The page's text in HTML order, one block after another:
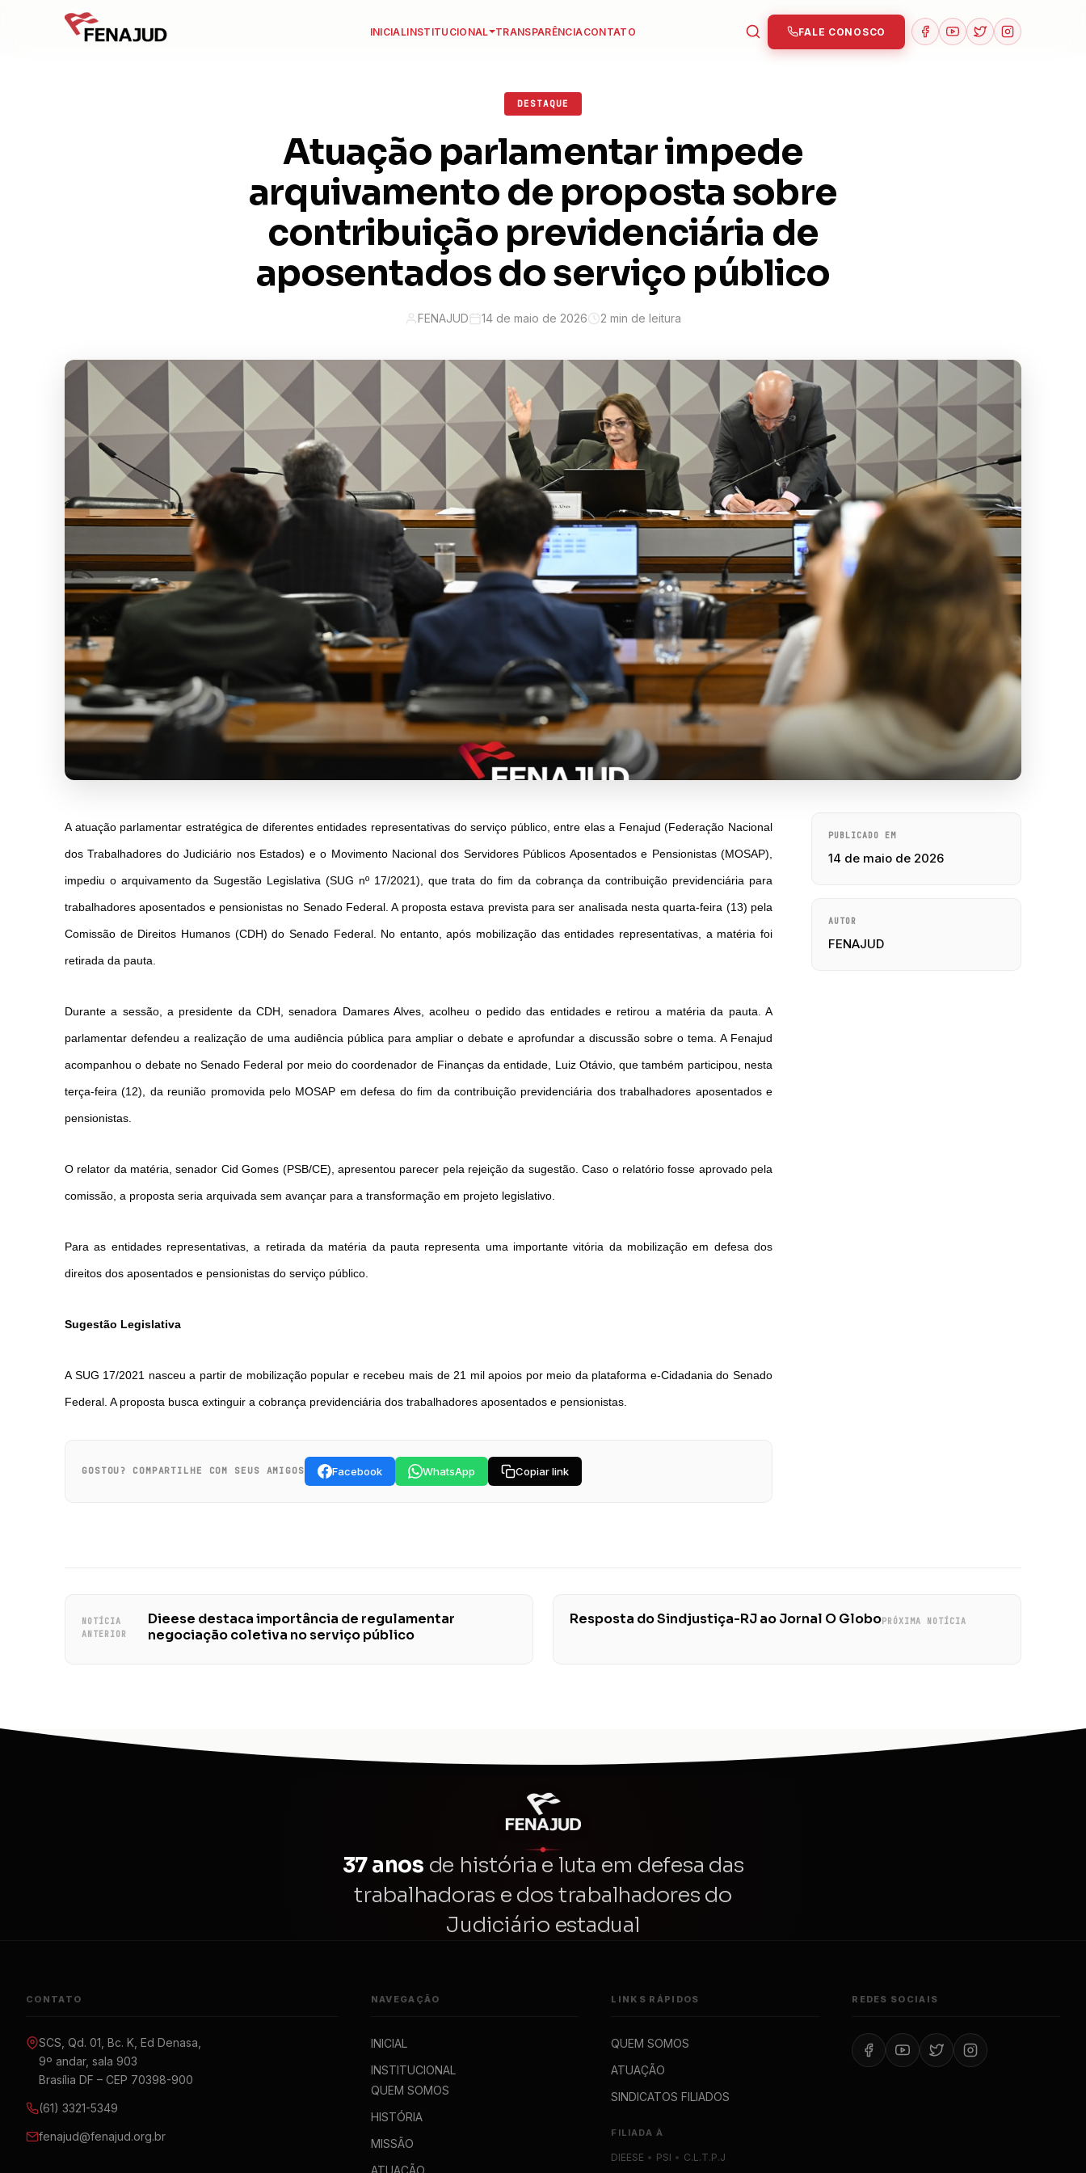
INICIALINSTITUCIONAL TRANSPARÊNCIACONTATO FALE CONOSCO
DESTAQUE
Atuação parlamentar impede
arquivamento de proposta sobre
contribuição previdenciária de
aposentados do serviço público
FENAJUD 14 de maio de 2026 2 min de leitura
A atuação parlamentar estratégica de diferentes entidades representativas do serviço público, entre elas a Fenajud (Federação Nacional
dos Trabalhadores do Judiciário nos Estados) e o Movimento Nacional dos Servidores Públicos Aposentados e Pensionistas (MOSAP),
impediu o arquivamento da Sugestão Legislativa (SUG nº 17/2021), que trata do fim da cobrança da contribuição previdenciária para
trabalhadores aposentados e pensionistas no Senado Federal. A proposta estava prevista para ser analisada nesta quarta-feira (13) pela
Comissão de Direitos Humanos (CDH) do Senado Federal. No entanto, após mobilização das entidades representativas, a matéria foi
retirada da pauta.
Durante a sessão, a presidente da CDH, senadora Damares Alves, acolheu o pedido das entidades e retirou a matéria da pauta. A
parlamentar defendeu a realização de uma audiência pública para ampliar o debate e aprofundar a discussão sobre o tema. A Fenajud
acompanhou o debate no Senado Federal por meio do coordenador de Finanças da entidade, Luiz Otávio, que também participou, nesta
terça-feira (12), da reunião promovida pelo MOSAP em defesa do fim da contribuição previdenciária dos trabalhadores aposentados e
pensionistas.
O relator da matéria, senador Cid Gomes (PSB/CE), apresentou parecer pela rejeição da sugestão. Caso o relatório fosse aprovado pela
comissão, a proposta seria arquivada sem avançar para a transformação em projeto legislativo.
Para as entidades representativas, a retirada da matéria da pauta representa uma importante vitória da mobilização em defesa dos
direitos dos aposentados e pensionistas do serviço público.
Sugestão Legislativa
A SUG 17/2021 nasceu a partir de mobilização popular e recebeu mais de 21 mil apoios por meio da plataforma e-Cidadania do Senado
Federal. A proposta busca extinguir a cobrança previdenciária dos trabalhadores aposentados e pensionistas.
GOSTOU? COMPARTILHE COM SEUS AMIGOS Facebook WhatsApp Copiar link
PUBLICADO EM
14 de maio de 2026
AUTOR
FENAJUD
NOTÍCIA
ANTERIOR
Dieese destaca importância de regulamentar
negociação coletiva no serviço público
Resposta do Sindjustiça-RJ ao Jornal O GloboPRÓXIMA NOTÍCIA
37 anos de história e luta em defesa das
trabalhadoras e dos trabalhadores do
Judiciário estadual
CONTATO
SCS, Qd. 01, Bc. K, Ed Denasa,
9º andar, sala 903
Brasília DF – CEP 70398-900
(61) 3321-5349
fenajud@fenajud.org.br
NAVEGAÇÃO
INICIAL
INSTITUCIONAL
QUEM SOMOS
HISTÓRIA
MISSÃO
ATUAÇÃO
LINKS RÁPIDOS
QUEM SOMOS
ATUAÇÃO
SINDICATOS FILIADOS
FILIADA À
DIEESE • PSI • C.L.T.P.J
REDES SOCIAIS